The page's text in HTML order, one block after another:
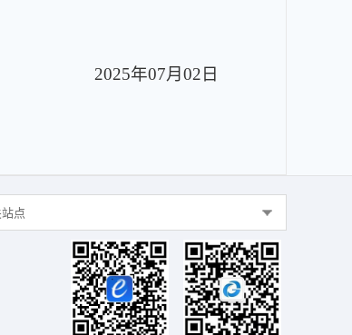
2025年07月02日
点